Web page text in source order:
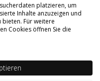
platzieren, um
Inhalte anzuzeigen und
Für weitere
Cookies öffnen Sie die